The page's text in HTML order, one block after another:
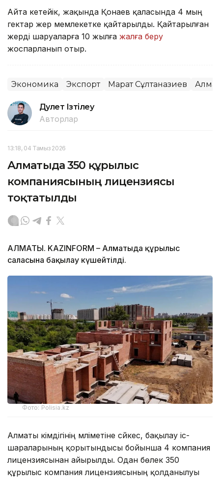
Айта кетейік, жақында Қонаев қаласында 4 мың
гектар жер мемлекетке қайтарылды. Қайтарылған
жерді шаруаларға 10 жылға жалға беру
жоспарланып отыр.
Экономика Экспорт Марат Сұлтанғазиев
Дәулет Ізтілеу
Авторлар
13:18, 04 Тамыз 2026
Алматыда 350 құрылыс
компаниясының лицензиясы
тоқтатылды
АЛМАТЫ. KAZINFORM – Алматыда құрылыс
саласына бақылау күшейтілді.
Фото: Polisia.kz
Алматы әкімдігінің мәліметіне сәйкес, бақылау іс-
шараларының қорытындысы бойынша 4 компания
лицензиясынан айырылды. Одан бөлек 350
құрылыс компания лицензиясының қолданылуы